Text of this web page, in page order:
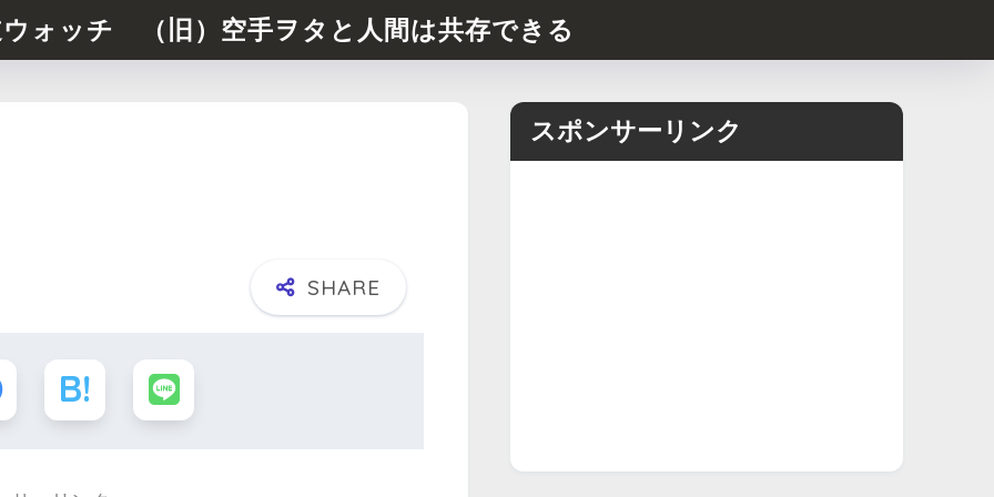
ォッチ （旧）空手ヲタと人間は共存できる
スポンサーリンク